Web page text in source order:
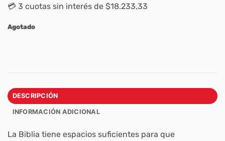
💳 3 cuotas sin interés de $18.233,33
Agotado
DESCRIPCIÓN
INFORMACIÓN ADICIONAL
La Biblia tiene espacios suficientes para que